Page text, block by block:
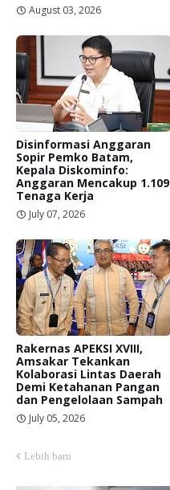
August 03, 2026
Disinformasi Anggaran
Sopir Pemko Batam,
Kepala Diskominfo:
Anggaran Mencakup 1.109
Tenaga Kerja
July 07, 2026
Rakernas APEKSI XVIII,
Amsakar Tekankan
Kolaborasi Lintas Daerah
Demi Ketahanan Pangan
dan Pengelolaan Sampah
July 05, 2026
Lebih baru